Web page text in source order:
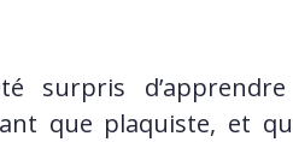
surpris
que plaquiste, et